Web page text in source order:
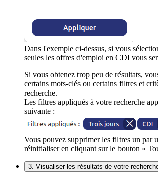
Dans l'exemple ci-dessus, si vous
seules les offres d'emploi en CDI vous
Si vous obtenez trop peu de résultats,
certains mots-clés ou certains filtres et
recherche.
Les filtres appliqués à votre recherche
suivante :
Vous pouvez supprimer les filtres un par
réinitialiser en cliquant sur le bouton «
3. Visualiser les résultats de votre